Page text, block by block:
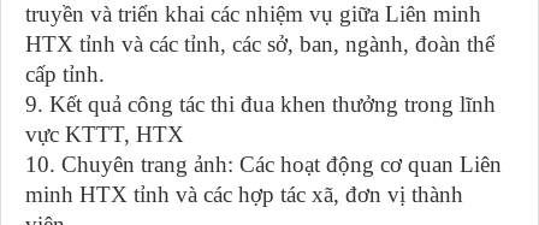
truyền và triển khai các nhiệm vụ giữa Liên minh
HTX tỉnh và các tỉnh, các sở, ban, ngành, đoàn thể
cấp tỉnh.
9. Kết quả công tác thi đua khen thưởng trong lĩnh
vực KTTT, HTX
10. Chuyên trang ảnh: Các hoạt động cơ quan Liên
minh HTX tỉnh và các hợp tác xã, đơn vị thành